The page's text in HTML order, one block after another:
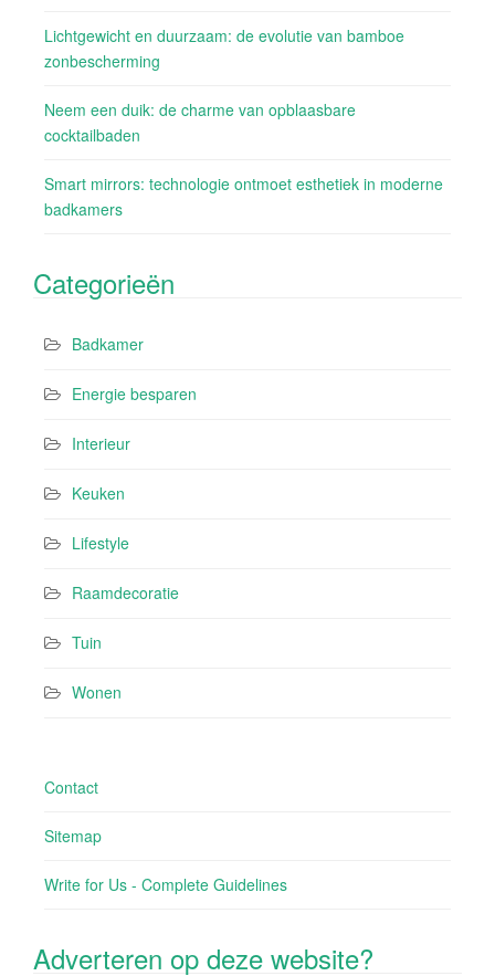
Lichtgewicht en duurzaam: de evolutie van bamboe
zonbescherming
Neem een duik: de charme van opblaasbare
cocktailbaden
Smart mirrors: technologie ontmoet esthetiek in moderne
badkamers
Categorieën
Badkamer
Energie besparen
Interieur
Keuken
Lifestyle
Raamdecoratie
Tuin
Wonen
Contact
Sitemap
Write for Us - Complete Guidelines
Adverteren op deze website?